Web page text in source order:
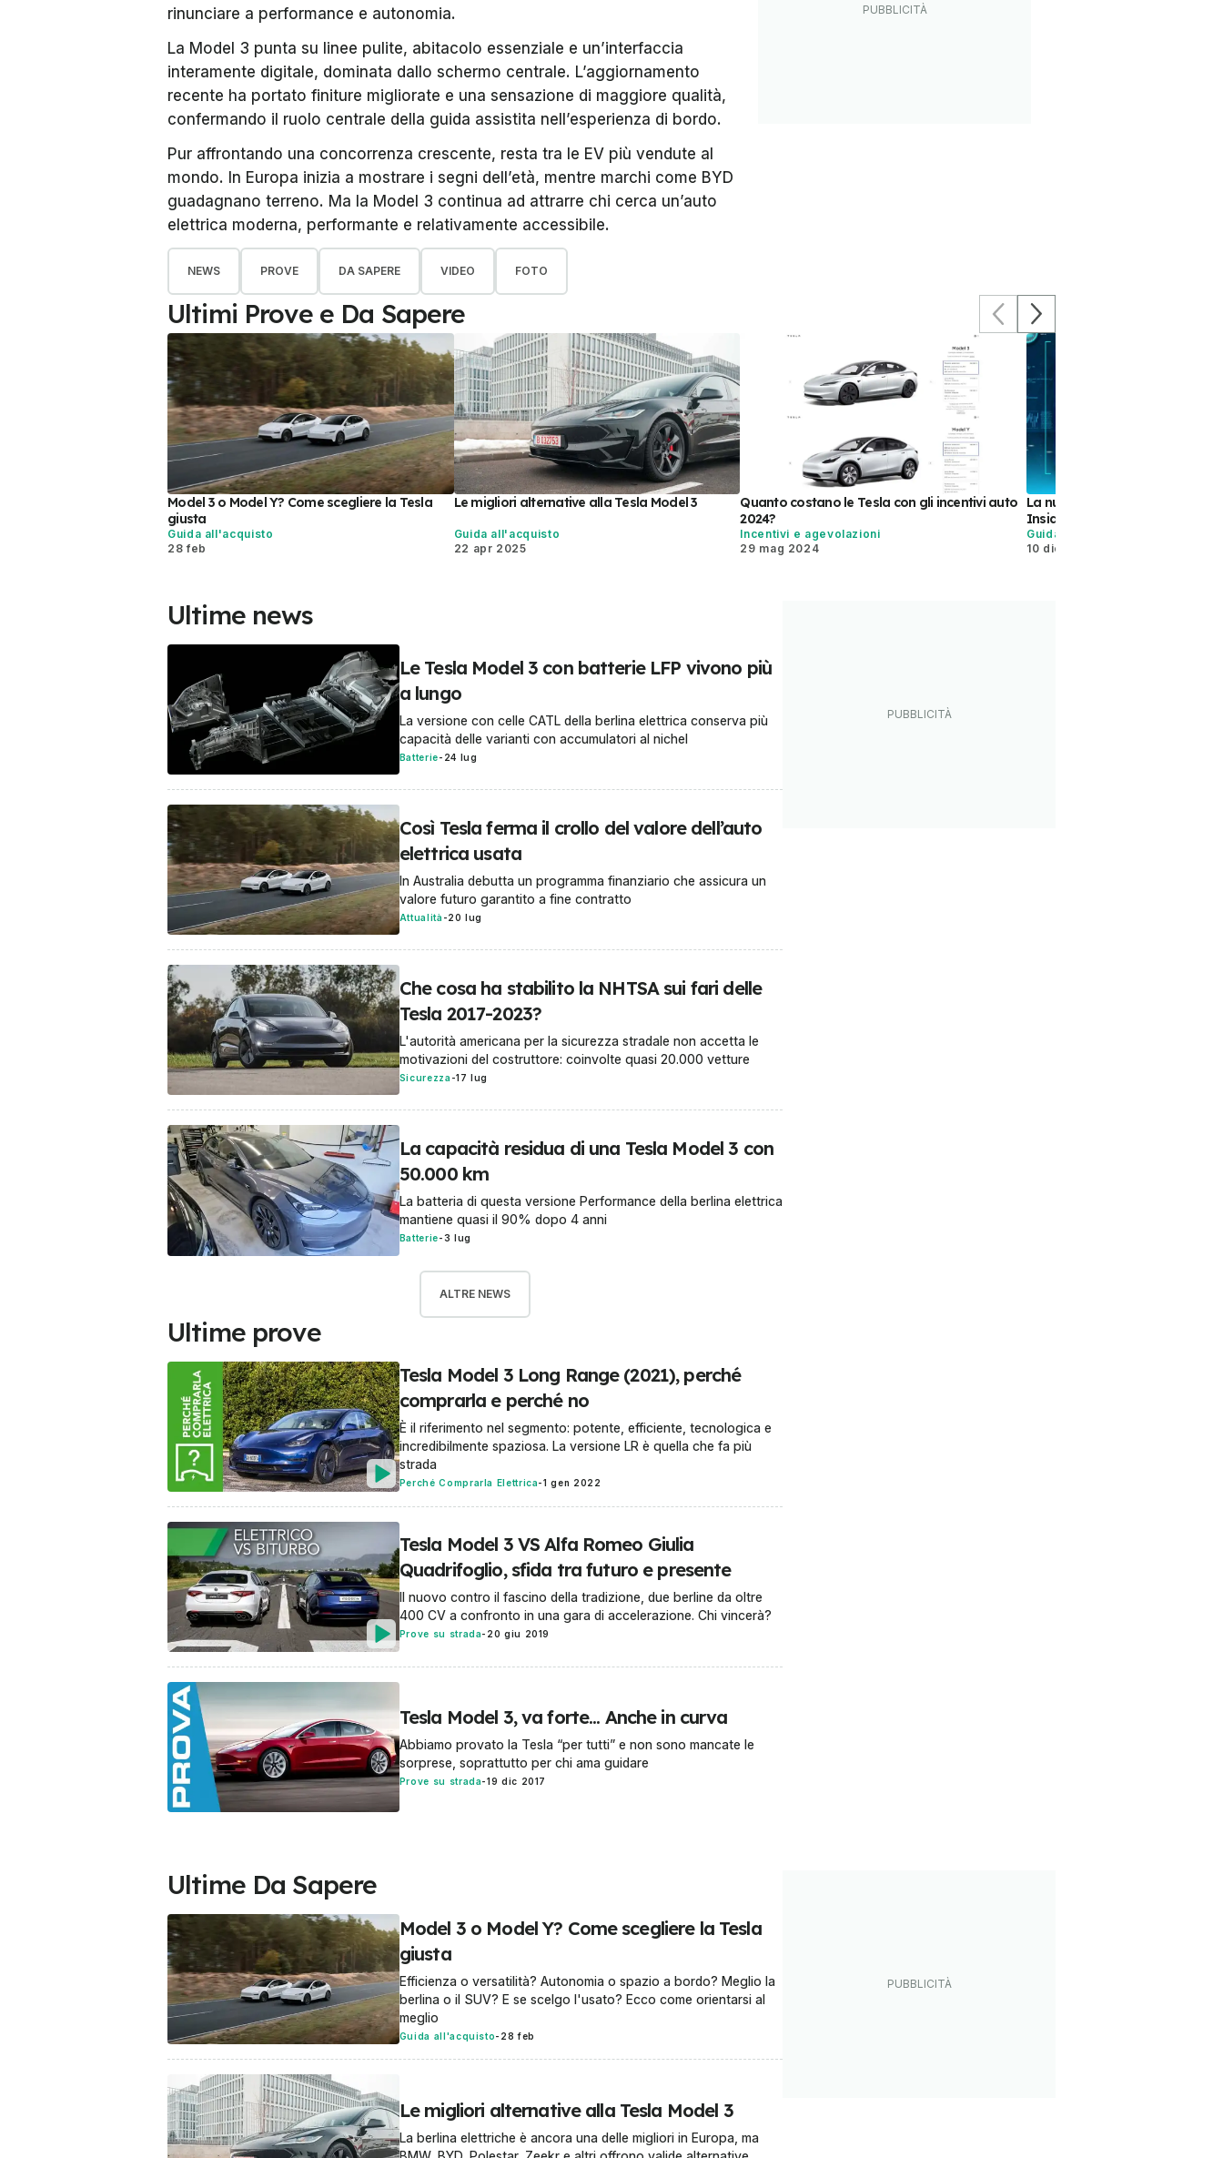
rinunciare a performance e autonomia.
La Model 3 punta su linee pulite, abitacolo essenziale e un’interfaccia
interamente digitale, dominata dallo schermo centrale. L’aggiornamento
recente ha portato finiture migliorate e una sensazione di maggiore qualità,
confermando il ruolo centrale della guida assistita nell’esperienza di bordo.
Pur affrontando una concorrenza crescente, resta tra le EV più vendute al
mondo. In Europa inizia a mostrare i segni dell’età, mentre marchi come BYD
guadagnano terreno. Ma la Model 3 continua ad attrarre chi cerca un’auto
elettrica moderna, performante e relativamente accessibile.
NEWS PROVE DA SAPERE VIDEO FOTO
Ultimi Prove e Da Sapere
Model 3 o Model Y? Come scegliere la Tesla
giusta
Guida all'acquisto
28 feb
Le migliori alternative alla Tesla Model 3
Guida all'acquisto
22 apr 2025
Quanto costano le Tesla con gli incentivi auto
2024?
Incentivi e agevolazioni
29 mag 2024
La nuova Tesla Model 3 ai raggi
InsideEVs
Guida all'acquisto
10 dic 2023
Ultime news
Le Tesla Model 3 con batterie LFP vivono più
a lungo
La versione con celle CATL della berlina elettrica conserva più
capacità delle varianti con accumulatori al nichel
Batterie- 24 lug
Così Tesla ferma il crollo del valore dell’auto
elettrica usata
In Australia debutta un programma finanziario che assicura un
valore futuro garantito a fine contratto
Attualità -20 lug
Che cosa ha stabilito la NHTSA sui fari delle
Tesla 2017-2023?
L'autorità americana per la sicurezza stradale non accetta le
motivazioni del costruttore: coinvolte quasi 20.000 vetture
Sicurezza -17 lug
La capacità residua di una Tesla Model 3 con
50.000 km
La batteria di questa versione Performance della berlina elettrica
mantiene quasi il 90% dopo 4 anni
Batterie-3 lug
ALTRE NEWS
Ultime prove
Tesla Model 3 Long Range (2021), perché
comprarla e perché no
È il riferimento nel segmento: potente, efficiente, tecnologica e
incredibilmente spaziosa. La versione LR è quella che fa più
strada
Perché Comprarla Elettrica-1 gen 2022
Tesla Model 3 VS Alfa Romeo Giulia
Quadrifoglio, sfida tra futuro e presente
Il nuovo contro il fascino della tradizione, due berline da oltre
400 CV a confronto in una gara di accelerazione. Chi vincerà?
Prove su strada- 20 giu 2019
Tesla Model 3, va forte... Anche in curva
Abbiamo provato la Tesla “per tutti” e non sono mancate le
sorprese, soprattutto per chi ama guidare
Prove su strada-19 dic 2017
Ultime Da Sapere
Model 3 o Model Y? Come scegliere la Tesla
giusta
Efficienza o versatilità? Autonomia o spazio a bordo? Meglio la
berlina o il SUV? E se scelgo l'usato? Ecco come orientarsi al
meglio
Guida all'acquisto- 28 feb
Le migliori alternative alla Tesla Model 3
La berlina elettriche è ancora una delle migliori in Europa, ma